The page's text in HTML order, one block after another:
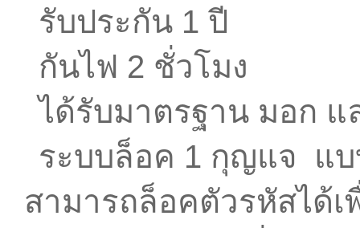
รับประกัน 1 ปี
กันไฟ 2 ชั่วโมง
ได้รับมาตรฐาน มอก
ระบบล็อค 1 กุญแจ แบ
สามารถล็อคตัวรหัสได้